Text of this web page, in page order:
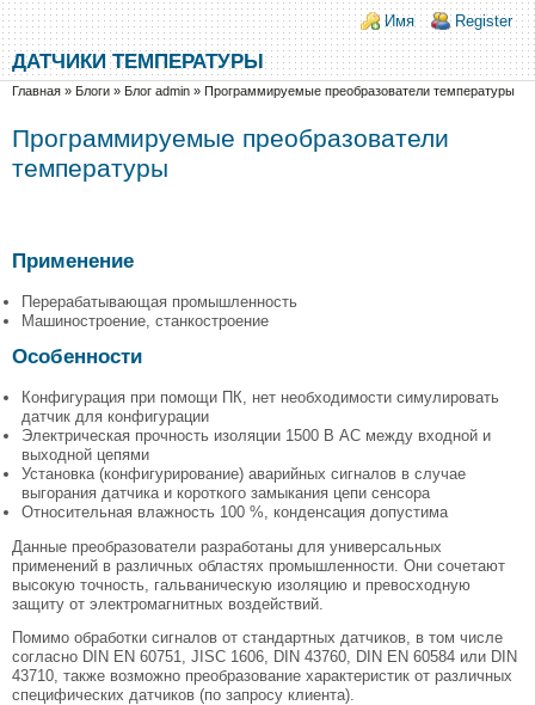
Перейти к основному содержанию
Skip to search
Login links
Имя Register
ДАТЧИКИ ТЕМПЕРАТУРЫ
Вы здесь
Главная » Блоги » Блог admin » Программируемые преобразователи температуры
Программируемые преобразователи
температуры
Применение
Перерабатывающая промышленность
Машиностроение, станкостроение
Особенности
Конфигурация при помощи ПК, нет необходимости симулировать
датчик для конфигурации
Электрическая прочность изоляции 1500 В AC между входной и
выходной цепями
Установка (конфигурирование) аварийных сигналов в случае
выгорания датчика и короткого замыкания цепи сенсора
Относительная влажность 100 %, конденсация допустима
Данные преобразователи разработаны для универсальных
применений в различных областях промышленности. Они сочетают
высокую точность, гальваническую изоляцию и превосходную
защиту от электромагнитных воздействий.
Помимо обработки сигналов от стандартных датчиков, в том числе
согласно DIN EN 60751, JISC 1606, DIN 43760, DIN EN 60584 или DIN
43710, также возможно преобразование характеристик от различных
специфических датчиков (по запросу клиента).